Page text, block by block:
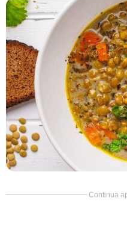
Doce
Pão
Salada
Almoço
Cocada
Continua